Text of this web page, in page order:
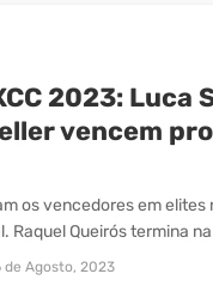
2023: Luca
vencem
os vencedores em elites
Raquel Queirós termina
de Agosto, 2023